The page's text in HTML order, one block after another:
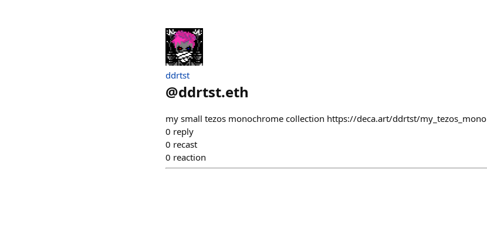
ddrtst
@ddrtst.eth
my small tezos monochrome collection https://deca.art/ddrtst/my_tezos_mono
0 reply
0 recast
0 reaction